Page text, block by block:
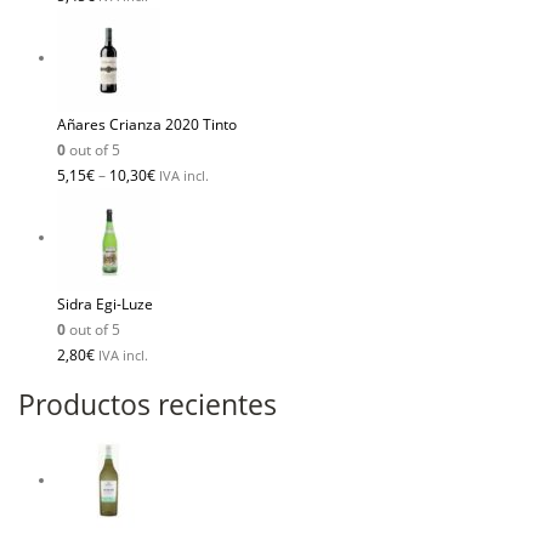
Añares Crianza 2020 Tinto
0out of 5
5,15€– 10,30€ IVA incl.
Sidra Egi-Luze
0out of 5
2,80€ IVA incl.
Productos recientes